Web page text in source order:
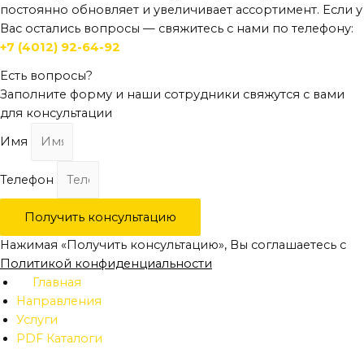
постоянно обновляет и увеличивает ассортимент. Если у
Вас остались вопросы — свяжитесь с нами по телефону:
+7 (4012) 92-64-92
Есть вопросы?
Заполните форму и наши сотрудники свяжутся с вами
для консультации
Имя
Телефон
Получить консультацию
Нажимая «Получить консультацию», Вы соглашаетесь с
Политикой конфиденциальности
Главная
Направления
Услуги
PDF Каталоги